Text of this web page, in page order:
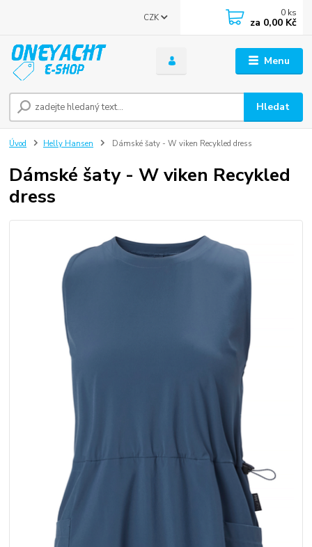
Menu
CZK
Hledat
0 ks
za 0,00 Kč
Úvod Helly Hansen Dámské šaty - W viken Recykled dress
Dámské šaty - W viken Recykled
dress